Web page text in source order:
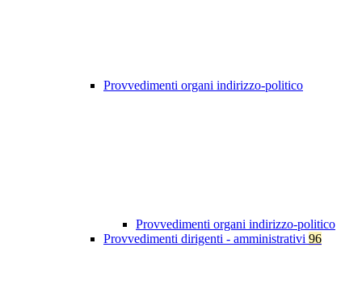
Provvedimenti organi indirizzo-politico
Provvedimenti organi indirizzo-politico
Provvedimenti dirigenti - amministrativi 96